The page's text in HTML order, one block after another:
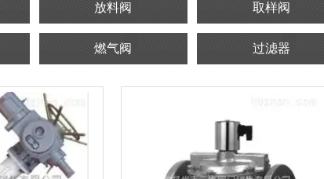
放料阀 取样阀
燃气阀 过滤器
阀门 金属软管
气控角座阀
气动元件